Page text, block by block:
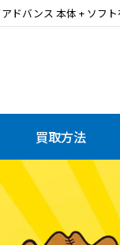
ドバンス 本体 + ソフ
買取方法